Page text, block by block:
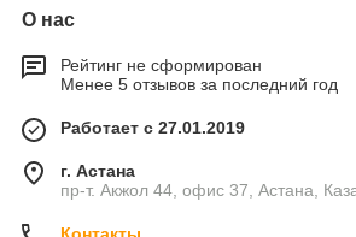
Доверие со стороны
Мы сотрудничаем с клиентами на
нам доверяют ввиду лучших
О нас
Рейтинг не сформирован
Менее 5 отзывов за последний год
Работает с 27.01.2019
г. Астана
пр-т. Акжол 44, офис 37, Астана,